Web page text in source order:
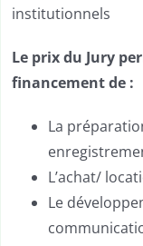
institutionnels
Le prix du Jury
financement de :
La
L’achat/
Le